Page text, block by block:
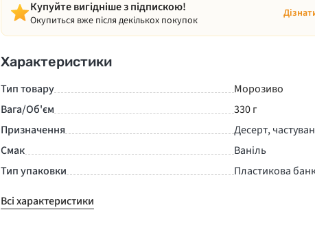
Купуйте вигідніше з підпискою!
Окупиться вже після декількох покупок
Характеристики
Тип товару
Морозиво
Вага/Об'єм
330 г
Призначення
Десерт,
Смак
Ваніль
Тип упаковки
Пластикова
Всі характеристики